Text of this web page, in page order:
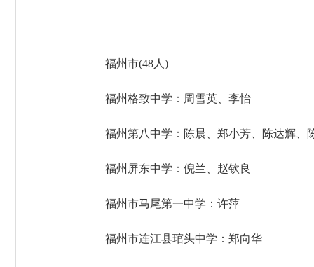
福州市(48人)
福州格致中学：周雪英、李怡
福州第八中学：陈晨、郑小芳、陈达辉、
福州屏东中学：倪兰、赵钦良
福州市马尾第一中学：许萍
福州市连江县琯头中学：郑向华